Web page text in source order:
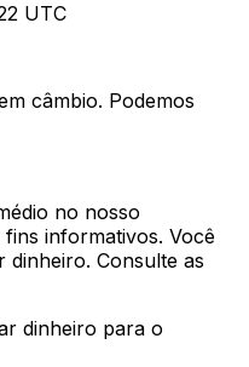
UTC
câmbio. Podemos
no nosso
informativos. Você
dinheiro. Consulte as
dinheiro para o